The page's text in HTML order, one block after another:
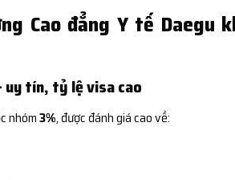
Cao đẳng Y tế Daegu
uy tín, tỷ lệ visa cao
nhóm3%, được đánh giá cao về: